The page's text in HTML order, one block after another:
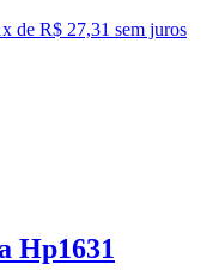
x de R$ 27,31 sem juros
Hp1631